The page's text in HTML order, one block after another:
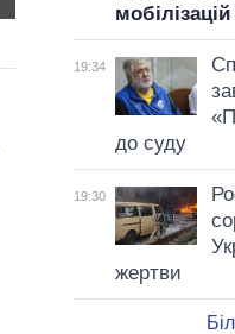
19:34
до суду
19:30
жертви